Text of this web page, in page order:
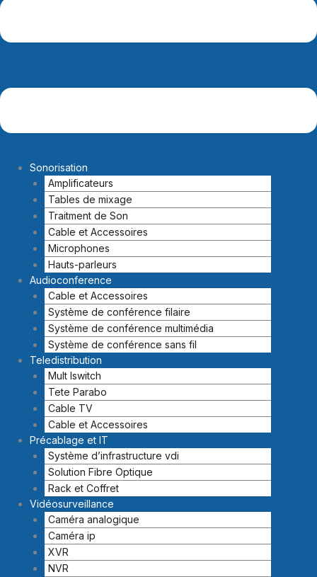
Sonorisation
Amplificateurs
Tables de mixage
Traitment de Son
Cable et Accessoires
Microphones
Hauts-parleurs
Audioconference
Cable et Accessoires
Système de conférence filaire
Système de conférence multimédia
Système de conférence sans fil
Teledistribution
Mult Iswitch
Tete Parabo
Cable TV
Cable et Accessoires
Précablage et IT
Système d’infrastructure vdi
Solution Fibre Optique
Rack et Coffret
Vidéosurveillance
Caméra analogique
Caméra ip
XVR
NVR